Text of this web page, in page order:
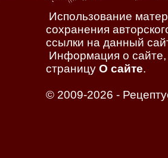
Использование
сохранения
ссылки на данный
Информация о сайте,
страницу О сайте.
© 2009-2026 -